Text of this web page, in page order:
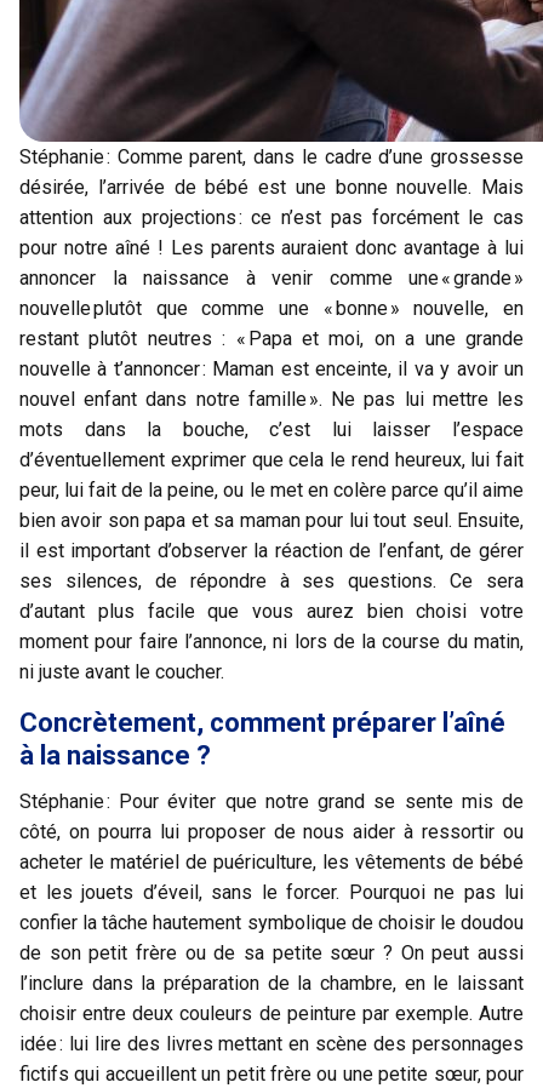
Stéphanie : Comme parent, dans le cadre d’une grossesse
désirée, l’arrivée de bébé est une bonne nouvelle. Mais
attention aux projections : ce n’est pas forcément le cas
pour notre aîné ! Les parents auraient donc avantage à lui
annoncer la naissance à venir comme une « grande »
nouvelle plutôt que comme une « bonne » nouvelle, en
restant plutôt neutres : « Papa et moi, on a une grande
nouvelle à t’annoncer : Maman est enceinte, il va y avoir un
nouvel enfant dans notre famille ». Ne pas lui mettre les
mots dans la bouche, c’est lui laisser l’espace
d’éventuellement exprimer que cela le rend heureux, lui fait
peur, lui fait de la peine, ou le met en colère parce qu’il aime
bien avoir son papa et sa maman pour lui tout seul. Ensuite,
il est important d’observer la réaction de l’enfant, de gérer
ses silences, de répondre à ses questions. Ce sera
d’autant plus facile que vous aurez bien choisi votre
moment pour faire l’annonce, ni lors de la course du matin,
ni juste avant le coucher.
Concrètement, comment préparer l’aîné
à la naissance ?
Stéphanie : Pour éviter que notre grand se sente mis de
côté, on pourra lui proposer de nous aider à ressortir ou
acheter le matériel de puériculture, les vêtements de bébé
et les jouets d’éveil, sans le forcer. Pourquoi ne pas lui
confier la tâche hautement symbolique de choisir le doudou
de son petit frère ou de sa petite sœur ? On peut aussi
l’inclure dans la préparation de la chambre, en le laissant
choisir entre deux couleurs de peinture par exemple. Autre
idée : lui lire des livres mettant en scène des personnages
fictifs qui accueillent un petit frère ou une petite sœur, pour